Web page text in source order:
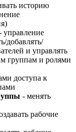
историю
управление
добавлять/
и управлять
группам и ролями
доступа к
- менять
рабочие